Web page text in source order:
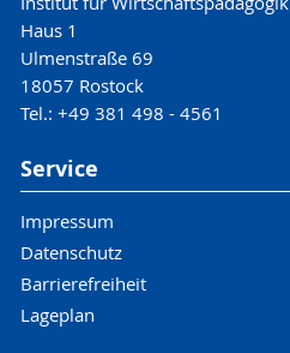
Haus 1
Ulmenstraße 69
18057 Rostock
Tel.: +49 381 498 - 4561
Service
Impressum
Datenschutz
Barrierefreiheit
Lageplan